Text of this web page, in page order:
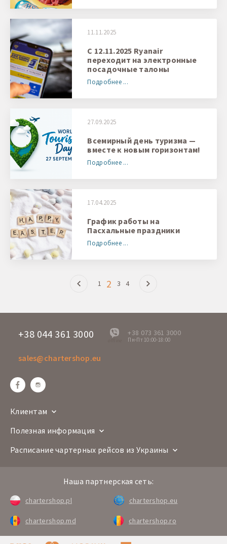
11.11.2025
С 12.11.2025 Ryanair
переходит на электронные
посадочные талоны
Подробнее ...
27.09.2025
Всемирный день туризма —
вместе к новым горизонтам!
Подробнее ...
17.04.2025
График работы на
Пасхальные праздники
Подробнее ...
1 2 3 4
+38 044 361 3000
offline
+38 073 361 3000
Пн-Пт 10:00-18:00
sales@chartershop.eu
Клиентам
Полезная информация
Расписание чартерных рейсов из Украины
Наша партнерская сеть:
chartershop.pl chartershop.eu
chartershop.md chartershop.ro